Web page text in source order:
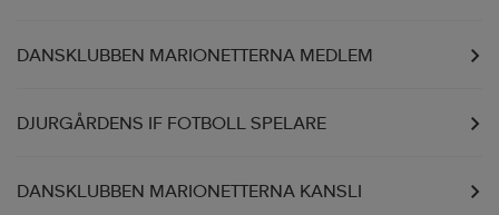
DANSKLUBBEN MARIONETTERNA MEDLEM
DJURGÅRDENS IF FOTBOLL SPELARE
DANSKLUBBEN MARIONETTERNA KANSLI